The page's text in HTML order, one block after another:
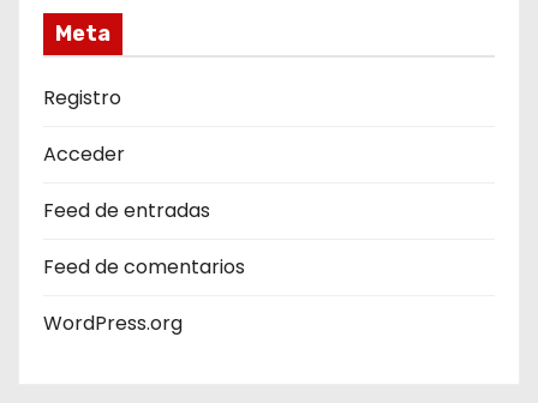
Meta
Registro
Acceder
Feed de entradas
Feed de comentarios
WordPress.org